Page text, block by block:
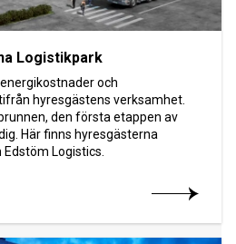
Logistikpark
och
hyresgästens verksamhet.
den första etappen av
Här finns hyresgästerna
Logistics.